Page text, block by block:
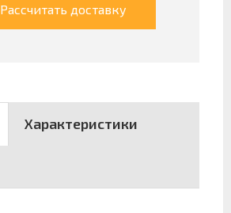
Рассчитать доставку
Характеристики